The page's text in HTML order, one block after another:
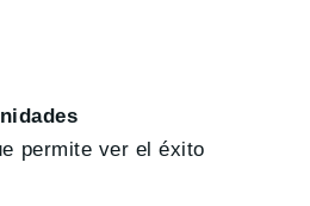
permite ver el éxito